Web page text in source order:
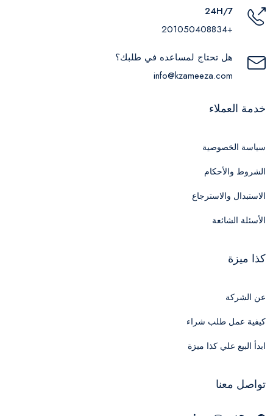
24H/7
+201050408834
هل تحتاج لمساعده في طلبك؟
info@kzameeza.com
خدمة العملاء
سياسة الخصوصية
الشروط والأحكام
الاستبدال والاسترجاع
الأسئلة الشائعة
كذا ميزة
عن الشركة
كيفية عمل طلب شراء
ابدأ البيع علي كذا ميزة
تواصل معنا